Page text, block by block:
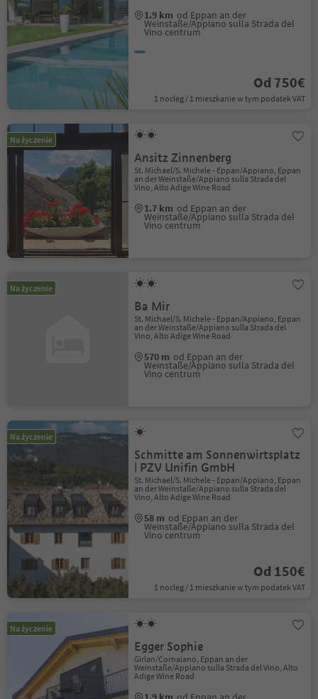
1.9 km od Eppan an der
Weinstaße/Appiano sulla Strada del
Vino centrum
Od 750€
1 nocleg / 1 mieszkanie w tym podatek VAT
Na życzenie
Ansitz Zinnenberg
St. Michael/S. Michele - Eppan/Appiano, Eppan
an der Weinstaße/Appiano sulla Strada del
Vino, Alto Adige Wine Road
1.7 km od Eppan an der
Weinstaße/Appiano sulla Strada del
Vino centrum
Na życzenie
Ba Mir
St. Michael/S. Michele - Eppan/Appiano, Eppan
an der Weinstaße/Appiano sulla Strada del
Vino, Alto Adige Wine Road
570 m od Eppan an der
Weinstaße/Appiano sulla Strada del
Vino centrum
Na życzenie
Schmitte am Sonnenwirtsplatz
| PZV Unifin GmbH
St. Michael/S. Michele - Eppan/Appiano, Eppan
an der Weinstaße/Appiano sulla Strada del
Vino, Alto Adige Wine Road
58 m od Eppan an der
Weinstaße/Appiano sulla Strada del
Vino centrum
Od 150€
1 nocleg / 1 mieszkanie w tym podatek VAT
Na życzenie
Egger Sophie
Girlan/Cornaiano, Eppan an der
Weinstaße/Appiano sulla Strada del Vino, Alto
Adige Wine Road